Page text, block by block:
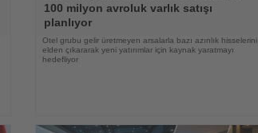
100 milyon avroluk varlık satışı
planlıyor
Otel grubu gelir üretmeyen arsalarla bazı azınlık hisselerini
elden çıkararak yeni yatırımlar için kaynak yaratmayı
hedefliyor